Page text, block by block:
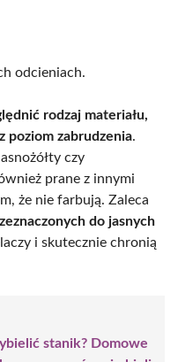
odcieniach.
rodzaj materiału,
poziom zabrudzenia.
czy
prane z innymi
że nie farbują. Zaleca
do jasnych
i skutecznie chronią
stanik? Domowe